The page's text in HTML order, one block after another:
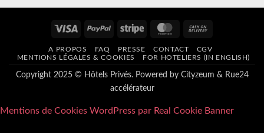
Visa PayPal Stripe MasterCard
Delivery
A PROPOS FAQ PRESSE CONTACT
CGV
MENTIONS LÉGALES & COOKIES
FOR HOTELIERS (IN ENGLISH)
Copyright 2025 © Hôtels Privés. Powered by Cityzeum & Rue24
accélérateur
Mentions de Cookies WordPress par Real Cookie Banner